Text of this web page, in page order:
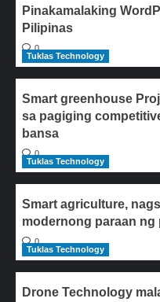
Pinakamalaking
Pilipinas
0
Tuklas Technology
Smart greenhouse
sa pagiging
bansa
0
Tuklas Technology
Smart agriculture,
modernong paraan ng
0
Tuklas Technology
Drone Technology